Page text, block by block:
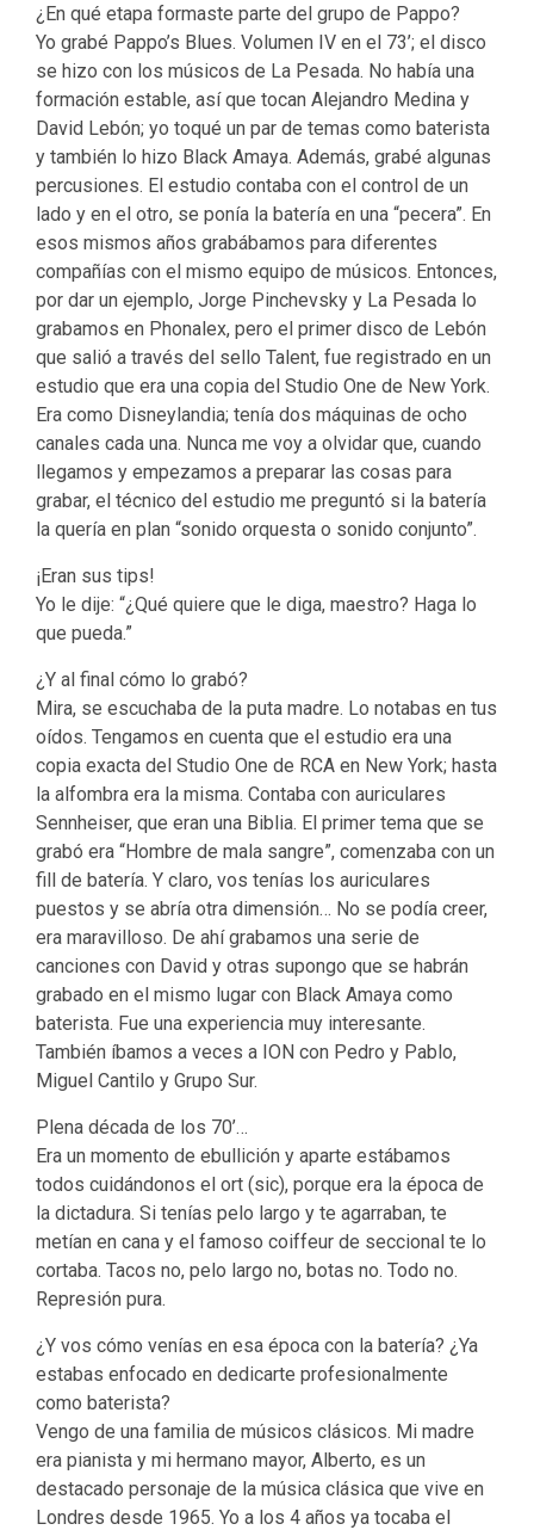
¿En qué etapa formaste parte del grupo de Pappo?
Yo grabé Pappo’s Blues. Volumen IV en el 73’; el disco
se hizo con los músicos de La Pesada. No había una
formación estable, así que tocan Alejandro Medina y
David Lebón; yo toqué un par de temas como baterista
y también lo hizo Black Amaya. Además, grabé algunas
percusiones. El estudio contaba con el control de un
lado y en el otro, se ponía la batería en una “pecera”. En
esos mismos años grabábamos para diferentes
compañías con el mismo equipo de músicos. Entonces,
por dar un ejemplo, Jorge Pinchevsky y La Pesada lo
grabamos en Phonalex, pero el primer disco de Lebón
que salió a través del sello Talent, fue registrado en un
estudio que era una copia del Studio One de New York.
Era como Disneylandia; tenía dos máquinas de ocho
canales cada una. Nunca me voy a olvidar que, cuando
llegamos y empezamos a preparar las cosas para
grabar, el técnico del estudio me preguntó si la batería
la quería en plan “sonido orquesta o sonido conjunto”.
¡Eran sus tips!
Yo le dije: “¿Qué quiere que le diga, maestro? Haga lo
que pueda.”
¿Y al final cómo lo grabó?
Mira, se escuchaba de la puta madre. Lo notabas en tus
oídos. Tengamos en cuenta que el estudio era una
copia exacta del Studio One de RCA en New York; hasta
la alfombra era la misma. Contaba con auriculares
Sennheiser, que eran una Biblia. El primer tema que se
grabó era “Hombre de mala sangre”, comenzaba con un
fill de batería. Y claro, vos tenías los auriculares
puestos y se abría otra dimensión… No se podía creer,
era maravilloso. De ahí grabamos una serie de
canciones con David y otras supongo que se habrán
grabado en el mismo lugar con Black Amaya como
baterista. Fue una experiencia muy interesante.
También íbamos a veces a ION con Pedro y Pablo,
Miguel Cantilo y Grupo Sur.
Plena década de los 70’…
Era un momento de ebullición y aparte estábamos
todos cuidándonos el ort (sic), porque era la época de
la dictadura. Si tenías pelo largo y te agarraban, te
metían en cana y el famoso coiffeur de seccional te lo
cortaba. Tacos no, pelo largo no, botas no. Todo no.
Represión pura.
¿Y vos cómo venías en esa época con la batería? ¿Ya
estabas enfocado en dedicarte profesionalmente
como baterista?
Vengo de una familia de músicos clásicos. Mi madre
era pianista y mi hermano mayor, Alberto, es un
destacado personaje de la música clásica que vive en
Londres desde 1965. Yo a los 4 años ya tocaba el